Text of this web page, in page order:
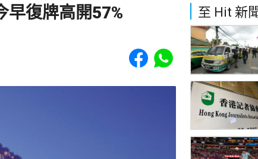
早復牌高開57%
Share to Facebook
Share to WhatsApp
至 Hit 新